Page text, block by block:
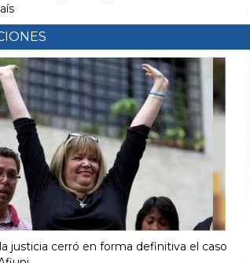
justicia cerró en forma definitiva el caso